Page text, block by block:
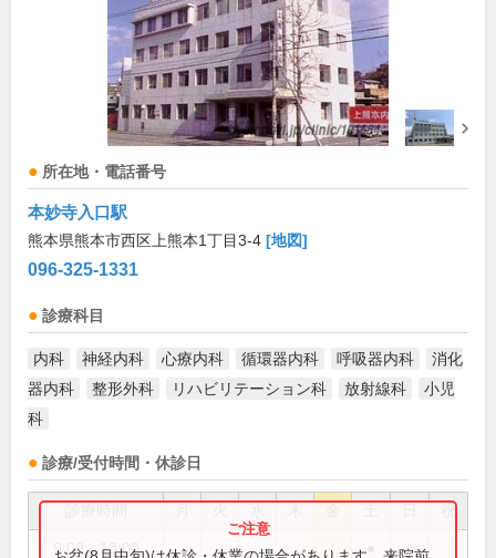
所在地・電話番号
本妙寺入口駅
熊本県熊本市西区上熊本1丁目3-4 [地図]
096-325-1331
診療科目
内科 神経内科 心療内科 循環器内科 呼吸器内科
消化
器内科
整形外科 リハビリテーション科 放射線科
小児
科
診療/受付時間・休診日
祝
9:00～13:00